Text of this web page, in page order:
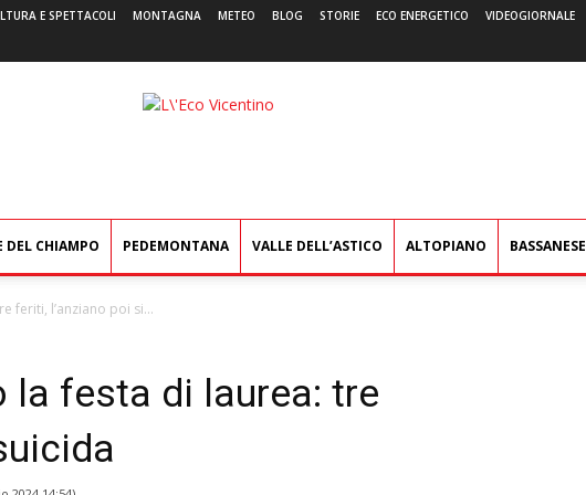
E SPETTACOLI MONTAGNA METEO BLOG STORIE ECO ENERGETICO VIDEOGIORNALE
L'Eco
DEL CHIAMPO PEDEMONTANA VALLE DELL’ASTICO ALTOPIANO BASSANESE
feriti, l’anziano poi si...
la festa di laurea: tre